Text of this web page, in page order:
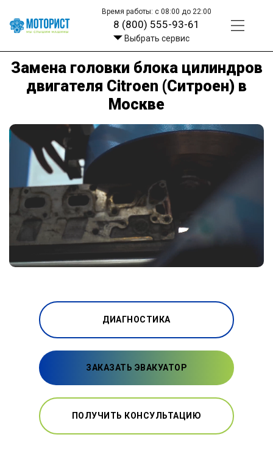
Время работы: с 08:00 до 22:00
8 (800) 555-93-61
Выбрать сервис
Замена головки блока цилиндров
двигателя Citroen (Ситроен) в
Москве
ДИАГНОСТИКА
ЗАКАЗАТЬ ЭВАКУАТОР
ПОЛУЧИТЬ КОНСУЛЬТАЦИЮ